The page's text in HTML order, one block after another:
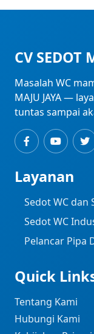
CV SEDOT
Masalah WC
MAJU JAYA —
tuntas sampai
Layanan
Sedot WC dan
Sedot WC
Pelancar Pipa
Quick
Tentang Kami
Hubungi Kami